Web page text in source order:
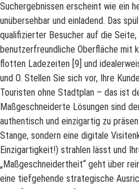
Suchergebnissen erscheint wie ein
unübersehbar und einladend. Das
qualifizierter Besucher auf die
benutzerfreundliche Oberfläche mit
flotten Ladezeiten [9] und
und O. Stellen Sie sich vor, Ihre
Touristen ohne Stadtplan – das ist
Maßgeschneiderte Lösungen sind
authentisch und einzigartig zu
Stange, sondern eine digitale
Einzigartigkeit!) strahlen lässt und
„Maßgeschneidertheit“ geht über
eine tiefgehende strategische